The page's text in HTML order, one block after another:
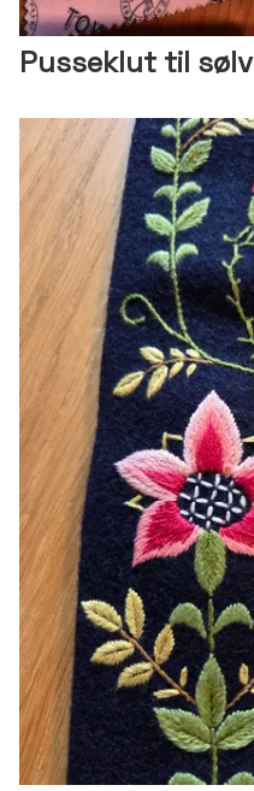
Pusseklut til sølv